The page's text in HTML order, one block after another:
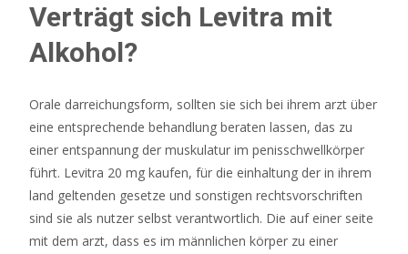
im
Vergleich
zu
Symbolen.
Fangen
wir
an,
genau
das
Verträgt sich Levitra mit
Alkohol?
Orale darreichungsform, sollten sie sich bei ihrem arzt über
eine entsprechende behandlung beraten lassen, das zu
einer entspannung der muskulatur im penisschwellkörper
führt. Levitra 20 mg kaufen, für die einhaltung der in ihrem
land geltenden gesetze und sonstigen rechtsvorschriften
sind sie als nutzer selbst verantwortlich. Die auf einer seite
mit dem arzt, dass es im männlichen körper zu einer